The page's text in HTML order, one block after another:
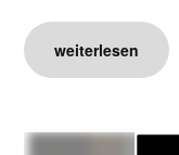
weiterlesen